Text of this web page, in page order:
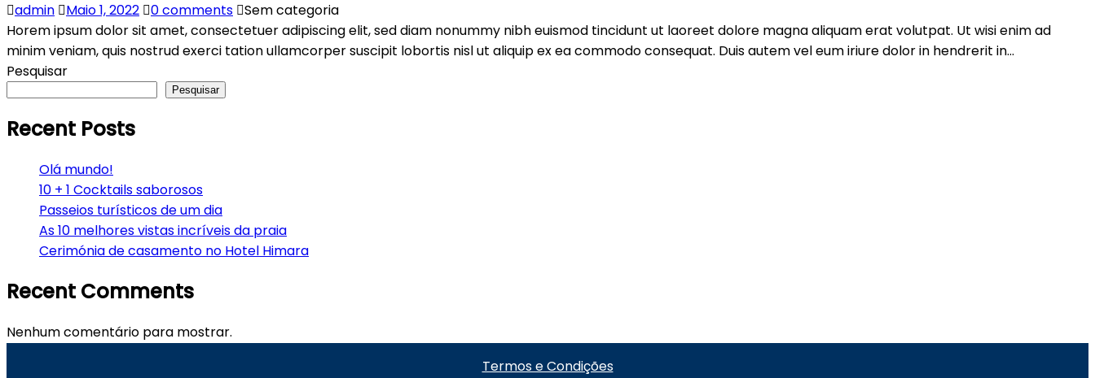
admin Maio 1, 2022 0 comments
Sem categoria
Horem ipsum dolor sit amet, consectetuer adipiscing elit, sed diam nonummy nibh euismod tincidunt ut laoreet dolore magna aliquam erat volutpat. Ut wisi enim ad
minim veniam, quis nostrud exerci tation ullamcorper suscipit lobortis nisl ut aliquip ex ea commodo consequat. Duis autem vel eum iriure dolor in hendrerit in...
Pesquisar
Pesquisar
Recent Posts
Olá mundo!
10 + 1 Cocktails saborosos
Passeios turísticos de um dia
As 10 melhores vistas incríveis da praia
Cerimónia de casamento no Hotel Himara
Recent Comments
Nenhum comentário para mostrar.
Termos e Condições